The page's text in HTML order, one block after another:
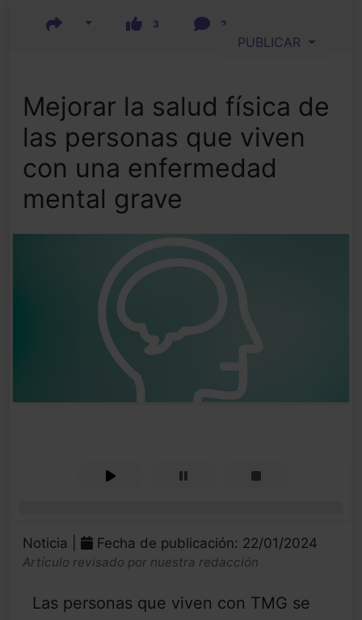
3 2
PUBLICAR
Mejorar la salud física de
las personas que viven
con una enfermedad
mental grave
Noticia | Fecha de publicación: 22/01/2024
Artículo revisado por nuestra redacción
Las personas que viven con TMG se